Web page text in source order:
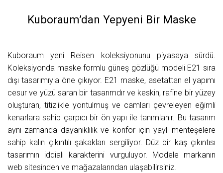
Kuboraum’dan Yepyeni Bir Maske
Kuboraum yeni Reisen koleksiyonunu piyasaya sürdü.
Koleksiyonda maske formlu güneş gözlüğü modeli E21 sıra
dışı tasarımıyla öne çıkıyor. E21 maske, asetattan el yapımı
cesur ve yüzü saran bir tasarımdır ve keskin, rafine bir yüzey
oluşturan, titizlikle yontulmuş ve camları çevreleyen eğimli
kenarlara sahip çarpıcı bir ön yapı ile tanımlanır. Bu tasarım
aynı zamanda dayanıklılık ve konfor için yaylı menteşelere
sahip kalın çıkıntılı şakakları sergiliyor. Düz bir kaş çıkıntısı
tasarımın iddialı karakterini vurguluyor. Modele markanın
web sitesinden ve mağazalarından ulaşabilirsiniz.